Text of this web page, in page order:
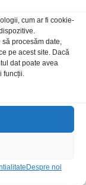
cum ar fi cookie-
procesăm date,
pe acest site. Dacă
dat poate avea
Despre noi